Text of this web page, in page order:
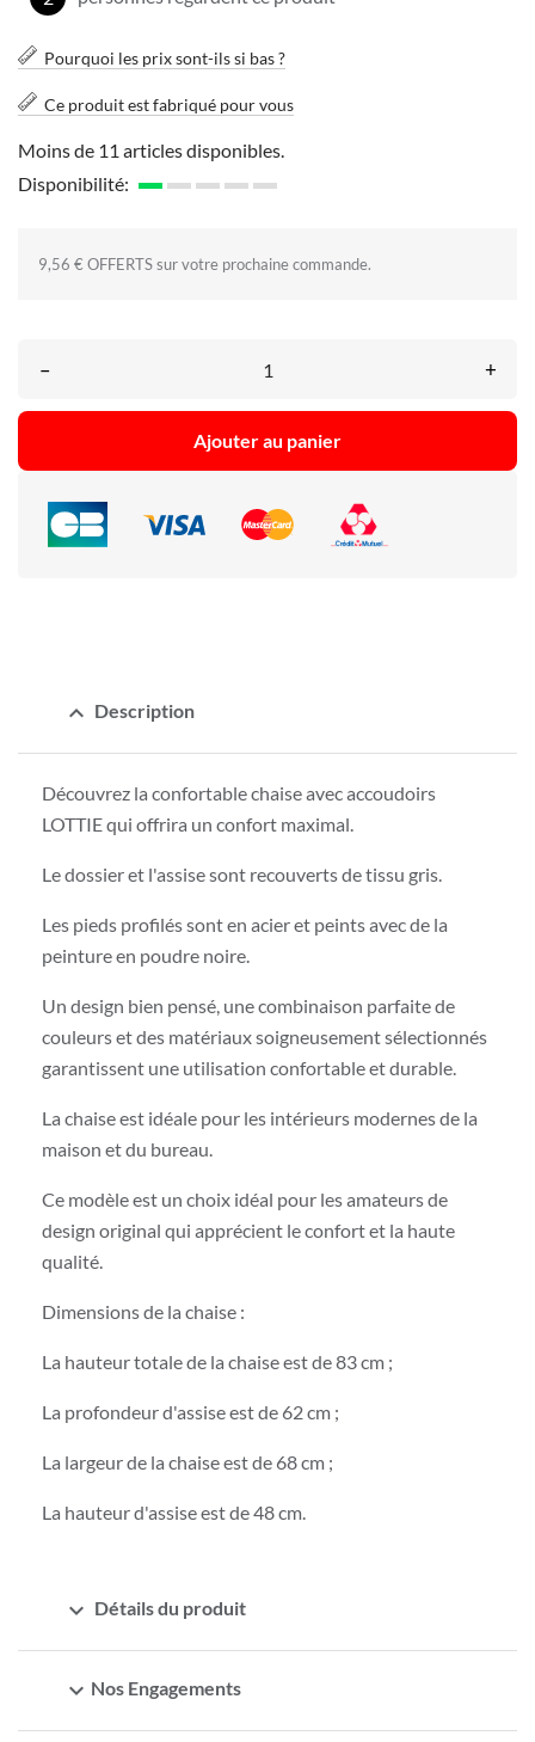
Pourquoi les prix sont-ils si bas ?
Ce produit est fabriqué pour vous
Moins de 11 articles disponibles.
Disponibilité:
9,56 € OFFERTS sur votre prochaine commande.
– +
Ajouter au panier
expand_less Description
Découvrez la confortable chaise avec accoudoirs
LOTTIE qui offrira un confort maximal.
Le dossier et l'assise sont recouverts de tissu gris.
Les pieds profilés sont en acier et peints avec de la
peinture en poudre noire.
Un design bien pensé, une combinaison parfaite de
couleurs et des matériaux soigneusement sélectionnés
garantissent une utilisation confortable et durable.
La chaise est idéale pour les intérieurs modernes de la
maison et du bureau.
Ce modèle est un choix idéal pour les amateurs de
design original qui apprécient le confort et la haute
qualité.
Dimensions de la chaise :
La hauteur totale de la chaise est de 83 cm ;
La profondeur d'assise est de 62 cm ;
La largeur de la chaise est de 68 cm ;
La hauteur d'assise est de 48 cm.
expand_more Détails du produit
expand_more Nos Engagements